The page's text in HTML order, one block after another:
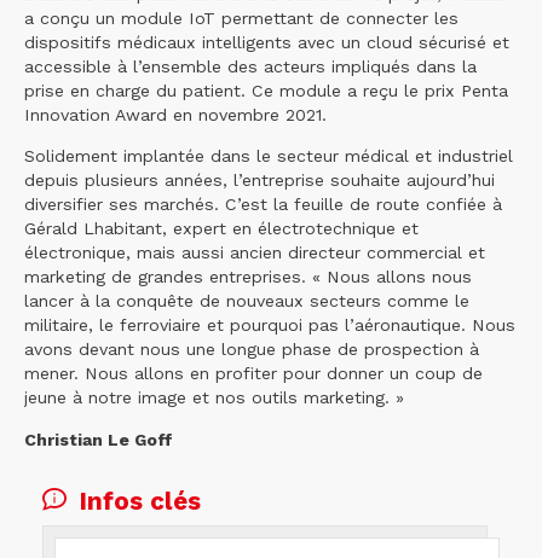
a conçu un module IoT permettant de connecter les
dispositifs médicaux intelligents avec un cloud sécurisé et
accessible à l’ensemble des acteurs impliqués dans la
prise en charge du patient. Ce module a reçu le prix Penta
Innovation Award en novembre 2021.
Solidement implantée dans le secteur médical et industriel
depuis plusieurs années, l’entreprise souhaite aujourd’hui
diversifier ses marchés. C’est la feuille de route confiée à
Gérald Lhabitant, expert en électrotechnique et
électronique, mais aussi ancien directeur commercial et
marketing de grandes entreprises. « Nous allons nous
lancer à la conquête de nouveaux secteurs comme le
militaire, le ferroviaire et pourquoi pas l’aéronautique. Nous
avons devant nous une longue phase de prospection à
mener. Nous allons en profiter pour donner un coup de
jeune à notre image et nos outils marketing. »
Christian Le Goff
Infos clés